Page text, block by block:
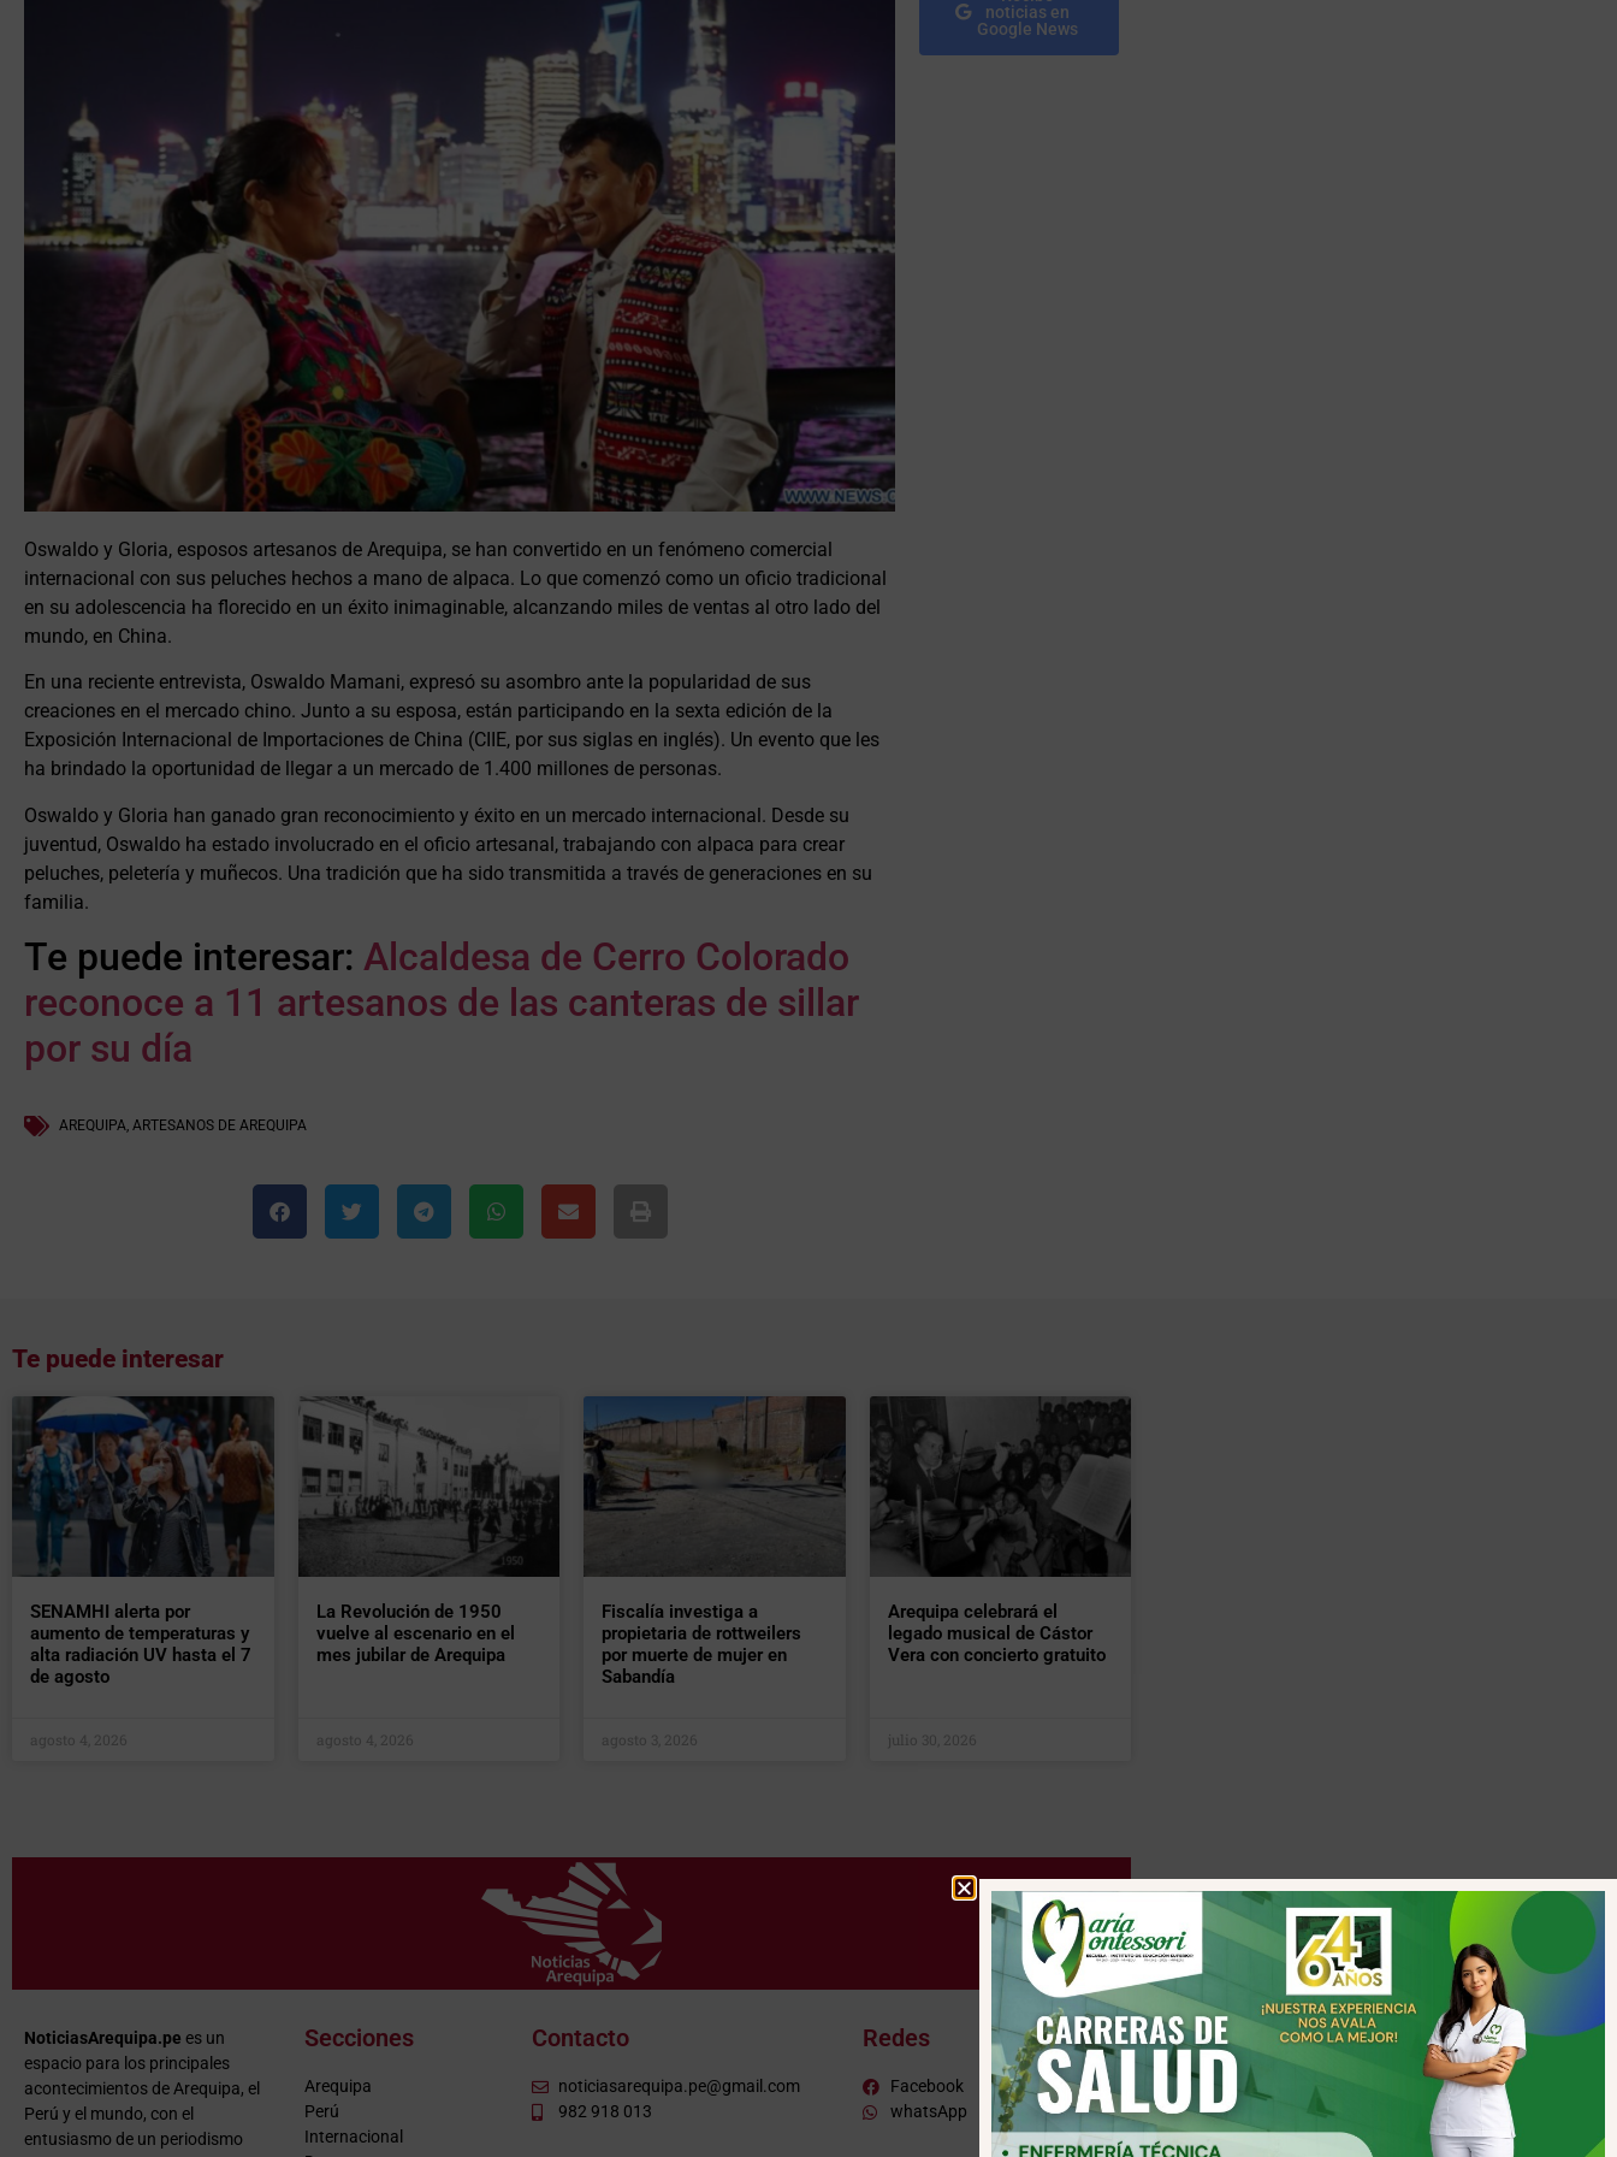
Oswaldo y Gloria, esposos artesanos de Arequipa, se han convertido en un fenómeno comercial
internacional con sus peluches hechos a mano de alpaca. Lo que comenzó como un oficio tradicional
en su adolescencia ha florecido en un éxito inimaginable, alcanzando miles de ventas al otro lado del
mundo, en China.
En una reciente entrevista, Oswaldo Mamani, expresó su asombro ante la popularidad de sus
creaciones en el mercado chino. Junto a su esposa, están participando en la sexta edición de la
Exposición Internacional de Importaciones de China (CIIE, por sus siglas en inglés). Un evento que les
ha brindado la oportunidad de llegar a un mercado de 1.400 millones de personas.
Oswaldo y Gloria han ganado gran reconocimiento y éxito en un mercado internacional. Desde su
juventud, Oswaldo ha estado involucrado en el oficio artesanal, trabajando con alpaca para crear
peluches, peletería y muñecos. Una tradición que ha sido transmitida a través de generaciones en su
familia.
Te puede interesar: Alcaldesa de Cerro Colorado
reconoce a 11 artesanos de las canteras de sillar
por su día
AREQUIPA, ARTESANOS DE AREQUIPA
noticias en
Google News
Te puede interesar
SENAMHI alerta por
aumento de temperaturas y
alta radiación UV hasta el 7
de agosto
agosto 4, 2026
La Revolución de 1950
vuelve al escenario en el
mes jubilar de Arequipa
agosto 4, 2026
Fiscalía investiga a
propietaria de rottweilers
por muerte de mujer en
Sabandía
agosto 3, 2026
Arequipa celebrará el
legado musical de Cástor
Vera con concierto gratuito
julio 30, 2026
NoticiasArequipa.pe es un
espacio para los principales
acontecimientos de Arequipa, el
Perú y el mundo, con el
entusiasmo de un periodismo
Secciones
Arequipa
Perú
Internacional
Contacto
noticiasarequipa.pe@gmail.com
982 918 013
Redes
Facebook
whatsApp